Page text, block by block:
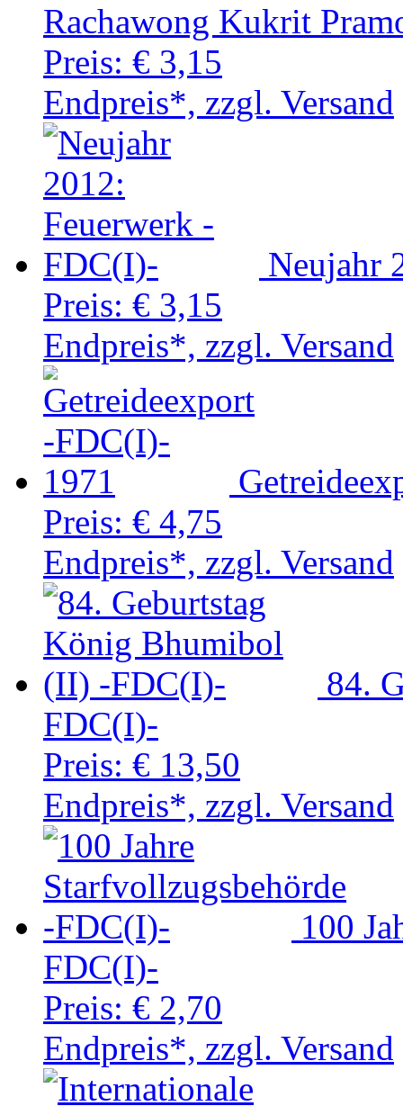
Rachawong Kukrit
Preis: € 3,15
Endpreis*, zzgl. Versand
Neujahr
Preis: € 3,15
Endpreis*, zzgl. Versand
Preis: € 4,75
Endpreis*, zzgl. Versand
84.
FDC(I)-
Preis: € 13,50
Endpreis*, zzgl. Versand
100
FDC(I)-
Preis: € 2,70
Endpreis*, zzgl. Versand